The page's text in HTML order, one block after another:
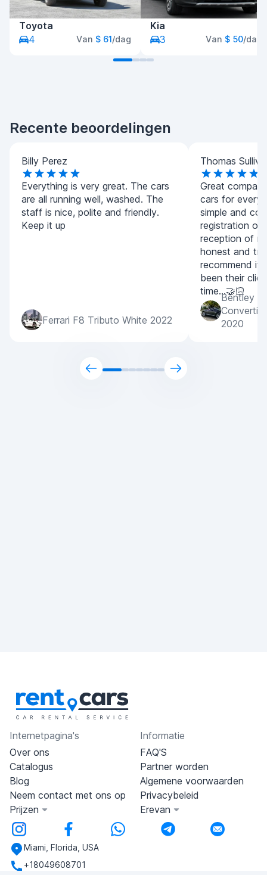
Toyota
4
Van $ 61/dag
Kia
3
Van $ 50/dag
Recente beoordelingen
Billy Perez
Everything is very great. The cars
are all running well, washed. The
staff is nice, polite and friendly.
Keep it up
Ferrari F8 Tributo White 2022
Thomas
Great
cars for every
simple and
registration of
reception of
honest and
recommend it
been their
time...🤝🏻
Bentley
2020
Internetpagina's
Over ons
Catalogus
Blog
Neem contact met ons op
Prijzen
Informatie
FAQ'S
Partner worden
Algemene voorwaarden
Privacybeleid
Erevan
Miami, Florida, USA
+18049608701